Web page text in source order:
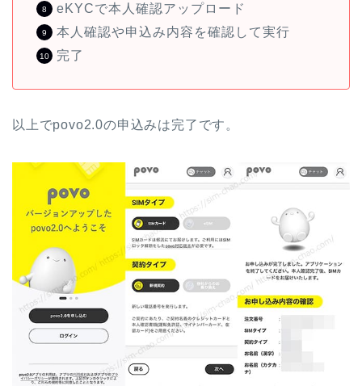
eKYCで本人確認アップロード
本人確認や申込み内容を確認して実行
完了
以上でpovo2.0の申込みは完了です。